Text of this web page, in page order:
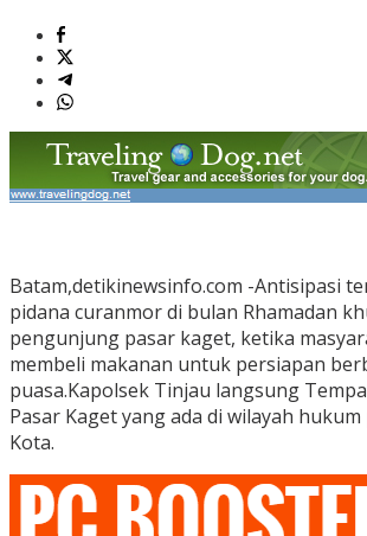
Batam,detikinewsinfo.com -Antisipasi
pidana curanmor di bulan Rhamadan
pengunjung pasar kaget, ketika
membeli makanan untuk persiapan
puasa.Kapolsek Tinjau langsung
Pasar Kaget yang ada di wilayah
Kota.